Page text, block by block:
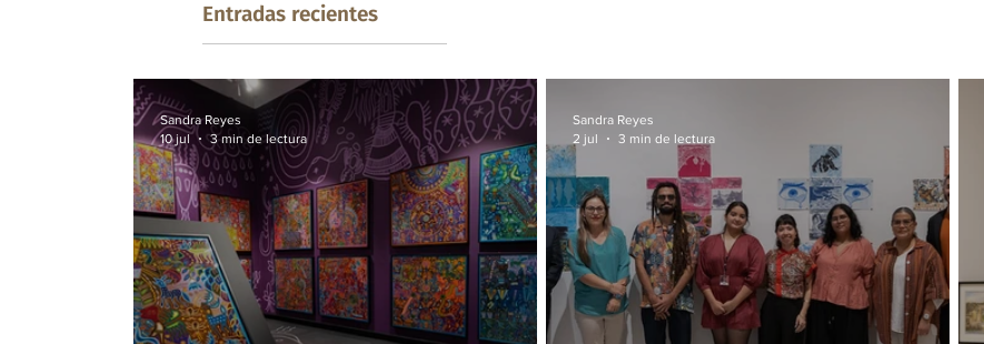
Entradas recientes
Sandra Reyes
10 jul
3 min de lectura
Sandra Reyes
2 jul
3 min de lectura